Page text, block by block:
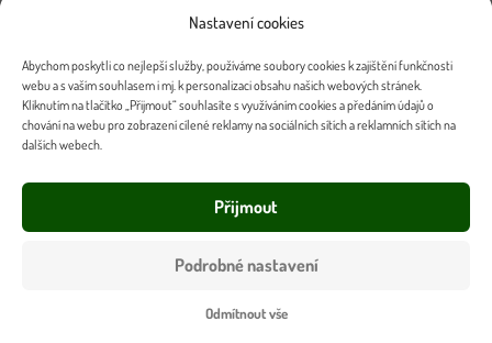
Nastavení cookies
Abychom poskytli co nejlepší služby, používáme soubory cookies k zajištění funkčnosti
webu a s vaším souhlasem i mj. k personalizaci obsahu našich webových stránek.
Kliknutím na tlačítko „Přijmout“ souhlasíte s využíváním cookies a předáním údajů o
chování na webu pro zobrazení cílené reklamy na sociálních sítích a reklamních sítích na
dalších webech.
Přijmout
Odmítnout vše
Podrobné nastavení